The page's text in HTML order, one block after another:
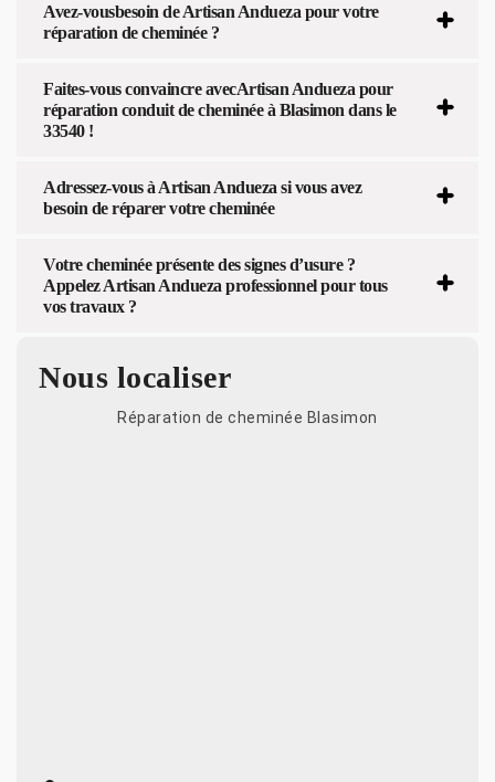
Avez-vousbesoin de Artisan Andueza pour votre
réparation de cheminée ?
Faites-vous convaincre avecArtisan Andueza pour
réparation conduit de cheminée à Blasimon dans le
33540 !
Adressez-vous à Artisan Andueza si vous avez
besoin de réparer votre cheminée
Votre cheminée présente des signes d’usure ?
Appelez Artisan Andueza professionnel pour tous
vos travaux ?
Nous localiser
Réparation de cheminée Blasimon